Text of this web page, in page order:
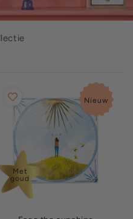
Nieuw
Met
goud